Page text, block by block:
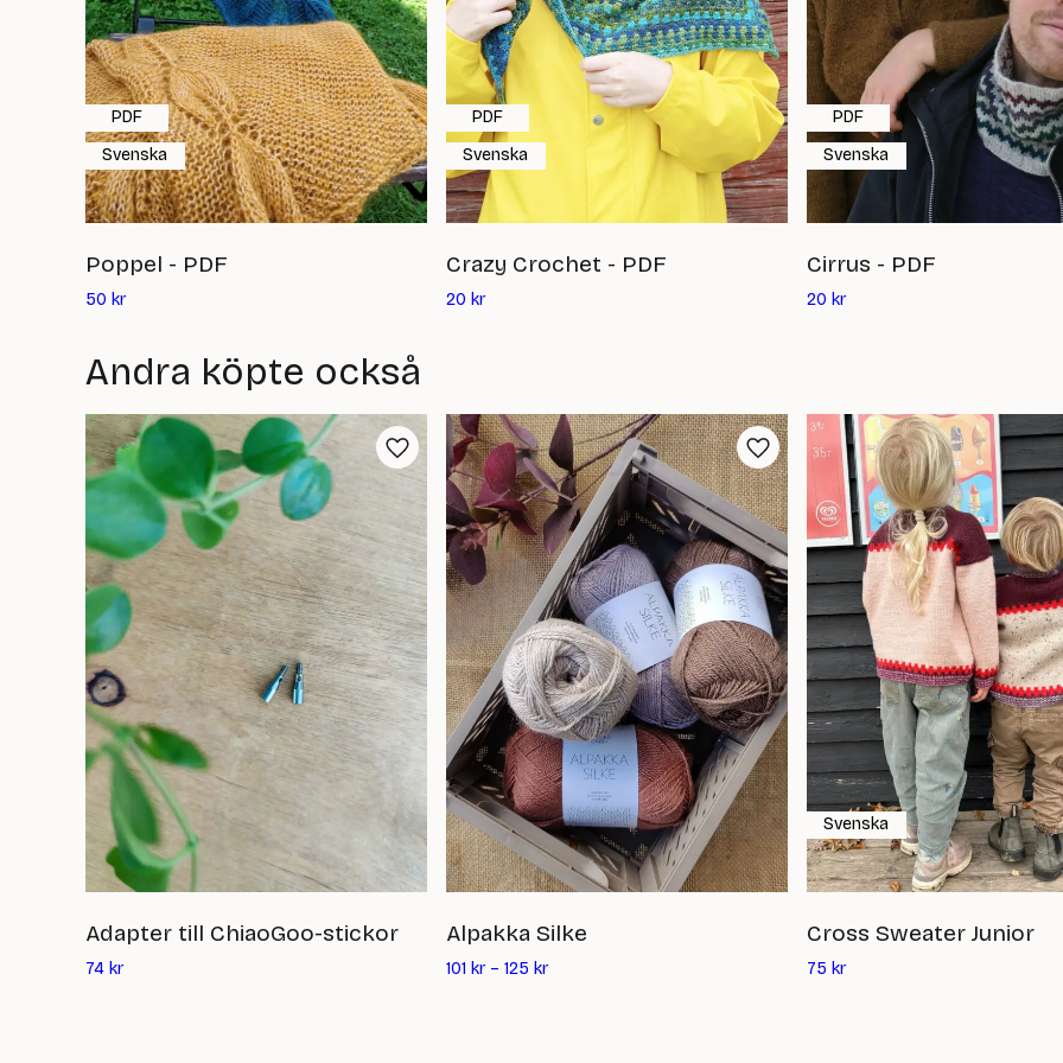
Poppel - PDF
50 krDet
är:
kr
PDF
Svenska
Crazy Crochet - PDF
20 krDet
kr
PDF
Svenska
Cirrus - PDF
20 krDet
kr
PDF
Svenska
Andra köpte också
Adapter till ChiaoGoo-stickor
74 krDet
Alpakka Silke
101 kr – 125 kr
Cross Sweater Junior
75 krDet
Svenska